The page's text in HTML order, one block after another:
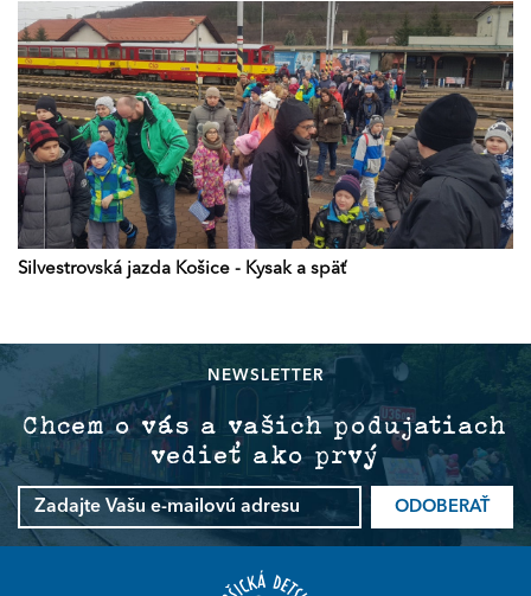
Silvestrovská jazda Košice - Kysak a späť
NEWSLETTER
Chcem o vás a vašich podujatiach
vedieť ako prvý
ODOBERAŤ